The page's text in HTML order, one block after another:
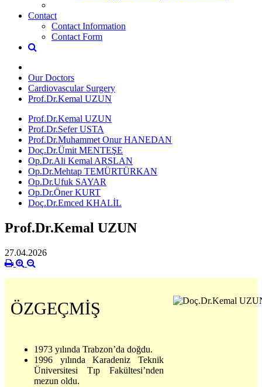
Contact
Contact Information
Contact Form
Our Doctors
Cardiovascular Surgery
Prof.Dr.Kemal UZUN
Prof.Dr.Kemal UZUN
Prof.Dr.Sefer USTA
Prof.Dr.Muhammet Onur HANEDAN
Doç.Dr.Ümit MENTEŞE
Op.Dr.Ali Kemal ARSLAN
Op.Dr.Mehtap TEMÜRTÜRKAN
Op.Dr.Ufuk SAYAR
Op.Dr.Öner KURT
Doç.Dr.Emced KHALİL
Prof.Dr.Kemal UZUN
27.04.2026
ÖZGEÇMİŞ
1973 yılında Trabzon’da doğdu.
1996 yılında Karadeniz Teknik
Üniversitesi Tıp Fakültesi’nden
mezun oldu.